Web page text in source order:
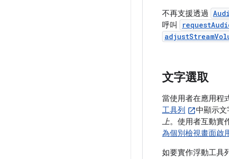
不再支援透過
呼叫
文字選取
當使用者在應用程
工具列
中顯示
上。使用者互動實
為個別檢視畫面啟
如要實作浮動工具